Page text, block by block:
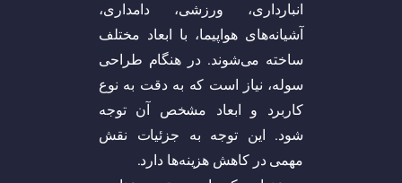
انبارداری، ورزشی، دامداری،
آشیانه‌های هواپیما، با ابعاد مختلف
ساخته می‌شوند. در هنگام طراحی
سوله، نیاز است که به دقت به نوع
کاربرد و ابعاد مشخص آن توجه
شود. این توجه به جزئیات نقش
مهمی در کاهش هزینه‌ها دارد.